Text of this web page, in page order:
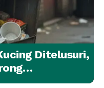
Ditelusuri,